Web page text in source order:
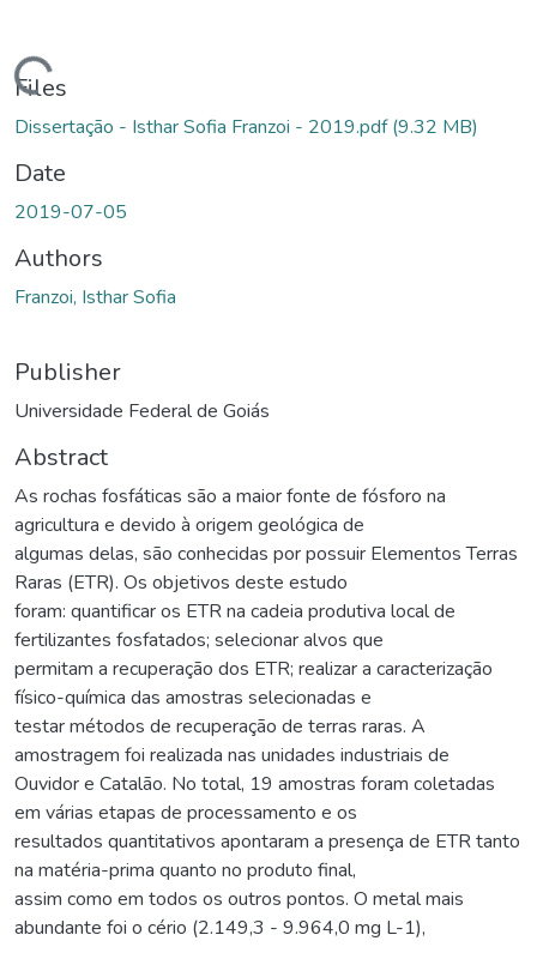
Files
Dissertação - Isthar Sofia Franzoi - 2019.pdf(9.32 MB)
Date
2019-07-05
Authors
Franzoi, Isthar Sofia
Publisher
Universidade Federal de Goiás
Abstract
As rochas fosfáticas são a maior fonte de fósforo na
agricultura e devido à origem geológica de
algumas delas, são conhecidas por possuir Elementos Terras
Raras (ETR). Os objetivos deste estudo
foram: quantificar os ETR na cadeia produtiva local de
fertilizantes fosfatados; selecionar alvos que
permitam a recuperação dos ETR; realizar a caracterização
físico-química das amostras selecionadas e
testar métodos de recuperação de terras raras. A
amostragem foi realizada nas unidades industriais de
Ouvidor e Catalão. No total, 19 amostras foram coletadas
em várias etapas de processamento e os
resultados quantitativos apontaram a presença de ETR tanto
na matéria-prima quanto no produto final,
assim como em todos os outros pontos. O metal mais
abundante foi o cério (2.149,3 - 9.964,0 mg L-1),